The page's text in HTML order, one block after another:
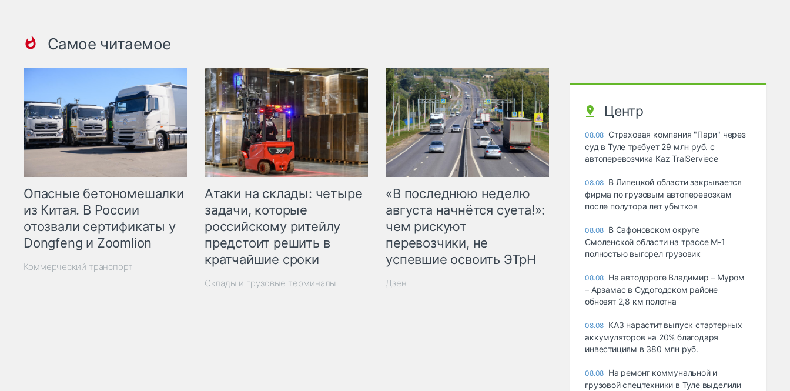
Самое читаемое
Опасные бетономешалки
из Китая. В России
отозвали сертификаты у
Dongfeng и Zoomlion
Коммерческий транспорт
Атаки на склады: четыре
задачи, которые
российскому ритейлу
предстоит решить в
кратчайшие сроки
Склады и грузовые терминалы
«В последнюю неделю
августа начнётся суета!»:
чем рискуют
перевозчики, не
успевшие освоить ЭТрН
Дзен
Центр
08.08 Страховая компания "Пари" через
суд в Туле требует 29 млн руб. с
автоперевозчика Kaz TralServiece
08.08 В Липецкой области закрывается
фирма по грузовым автоперевозкам
после полутора лет убытков
08.08 В Сафоновском округе
Смоленской области на трассе М-1
полностью выгорел грузовик
08.08 На автодороге Владимир – Муром
– Арзамас в Судогодском районе
обновят 2,8 км полотна
08.08 КАЗ нарастит выпуск стартерных
аккумуляторов на 20% благодаря
инвестициям в 380 млн руб.
08.08 На ремонт коммунальной и
грузовой спецтехники в Туле выделили